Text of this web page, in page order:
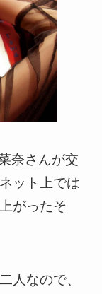
奈さんが交
ット上では
がったそ
人なので、